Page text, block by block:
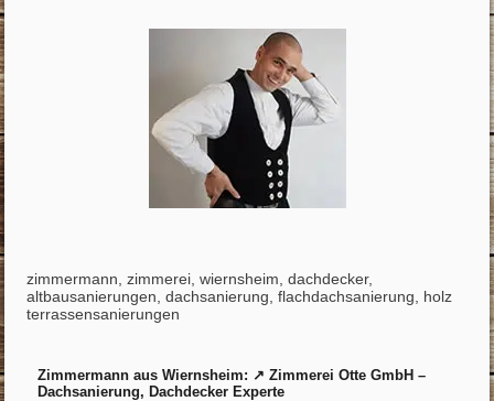
zimmermann, zimmerei, wiernsheim, dachdecker,
altbausanierungen, dachsanierung, flachdachsanierung, holz
terrassensanierungen
Zimmermann aus Wiernsheim: ↗️ Zimmerei Otte GmbH –
Dachsanierung, Dachdecker Experte